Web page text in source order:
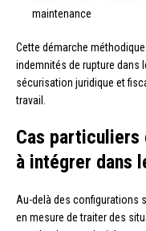
maintenance
Cette démarche
indemnités de rupture dans
sécurisation juridique et
travail.
Cas
à intégrer dans
Au-delà des configurations
en mesure de traiter des